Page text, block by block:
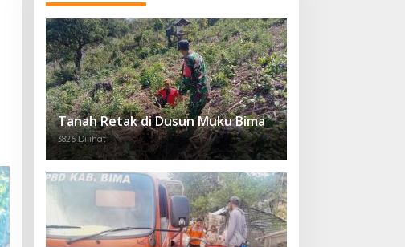
Tanah Retak di Dusun Muku Bima
3826 Dilihat